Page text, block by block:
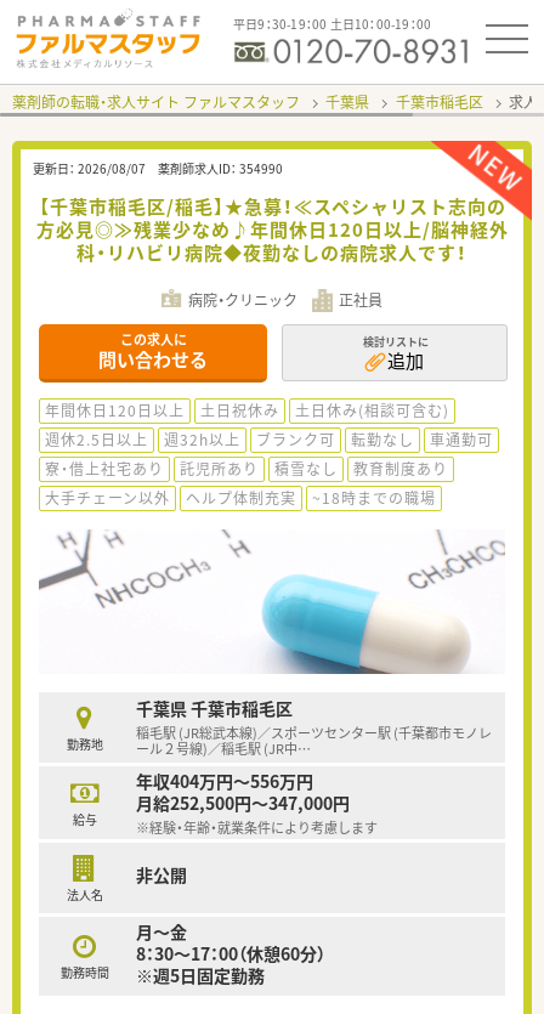
平日9：30-19：00 土日10：00-19：00
薬剤師の転職・求人サイト ファルマスタッフ 千葉県 千葉市稲毛区 求人
更新日： 2026/08/07 薬剤師求人ID： 354990
【千葉市稲毛区/稲毛】★急募！≪スペシャリスト志向の
方必見◎≫残業少なめ♪年間休日120日以上/脳神経外
科・リハビリ病院◆夜勤なしの病院求人です！
病院・クリニック 正社員
この求人に
問い合わせる
検討リストに
追加
年間休日120日以上 土日祝休み
土日休み(相談可含む)
週休2.5日以上
週32h以上 ブランク可 転勤なし
車通勤可
寮・借上社宅あり
託児所あり 積雪なし
教育制度あり
大手チェーン以外
ヘルプ体制充実 ~18時までの職場
勤務地
千葉県 千葉市稲毛区
稲毛駅 (JR総武本線)／スポーツセンター駅 (千葉都市モノレ
ール２号線)／稲毛駅 (JR中…
給与
年収404万円～556万円
月給252,500円～347,000円
※経験・年齢・就業条件により考慮します
法人名
非公開
勤務時間
月～金
8：30～17：00（休憩60分）
※週5日固定勤務